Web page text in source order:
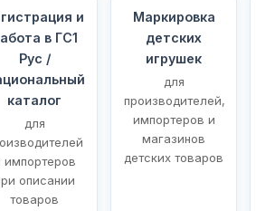
и
в ГС1
Рус /
каталог
для
импортеров
описании
товаров
Маркировка
детских
игрушек
для
производителей,
импортеров и
магазинов
детских товаров